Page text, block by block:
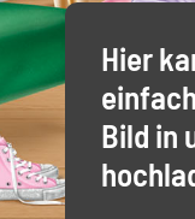
Hier
Bild in